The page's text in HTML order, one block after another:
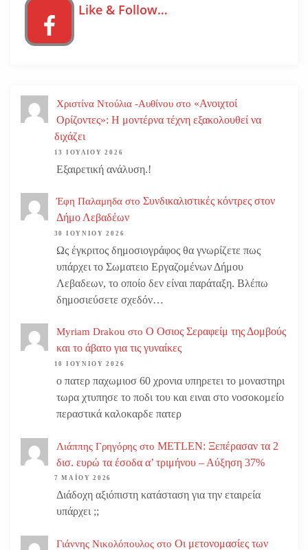
Like & Follow…
Χριστίνα Ντούλια -Αυθίνου στο «Ανοιχτοί
Ορίζοντες»: Η μοντέρνα τέχνη εξακολουθεί να
διχάζει
13 ΙΟΥΛΊΟΥ 2026
Εξαιρετική ανάλυση.!
Έφη Παλαμηδα στο Συνδικαλιστικές κόντρες στον
Δήμο Λεβαδέων
30 ΙΟΥΝΊΟΥ 2026
Ως έγκριτος δημοσιογράφος θα γνωρίζετε πως
υπάρχει το Σωματειο Εργαζομένων Δήμου
Λεβαδεων, το οποίο δεν είναι παράταξη. Βλέπω
δημοσιεύσετε σχεδόν…
Myriam Drakou στο Ο Οσιος Σεραφείμ της Δομβούς
και το άβατο για τις γυναίκες
10 ΙΟΥΝΊΟΥ 2026
ο πατερ παχωμιοσ 60 χρονια υπηρετει το μοναστηρι
τωρα χτυπησε το ποδι του και ειναι στο νοσοκομείο
περαστικά καλοκαρδε πατερ
Λιάππης Γρηγόρης στο METLEN: Ξεπέρασαν τα 2
δισ. ευρώ τα έσοδα α’ τριμήνου – Αύξηση 37%
7 ΜΑΪ́ΟΥ 2026
Διάδοχη αξιόπιστη κατάσταση για την εταιρεία
υπάρχει ;;
Γιάννης Νικολόπουλος στο Οι μετονομασίες των